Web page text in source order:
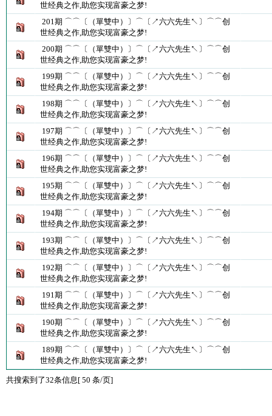
世经典之作,助您实现富豪之梦!
201期 ⌒⌒〔（單雙中）〕⌒〔↗六六先生↖〕⌒⌒创
世经典之作,助您实现富豪之梦!
200期 ⌒⌒〔（單雙中）〕⌒〔↗六六先生↖〕⌒⌒创
世经典之作,助您实现富豪之梦!
199期 ⌒⌒〔（單雙中）〕⌒〔↗六六先生↖〕⌒⌒创
世经典之作,助您实现富豪之梦!
198期 ⌒⌒〔（單雙中）〕⌒〔↗六六先生↖〕⌒⌒创
世经典之作,助您实现富豪之梦!
197期 ⌒⌒〔（單雙中）〕⌒〔↗六六先生↖〕⌒⌒创
世经典之作,助您实现富豪之梦!
196期 ⌒⌒〔（單雙中）〕⌒〔↗六六先生↖〕⌒⌒创
世经典之作,助您实现富豪之梦!
195期 ⌒⌒〔（單雙中）〕⌒〔↗六六先生↖〕⌒⌒创
世经典之作,助您实现富豪之梦!
194期 ⌒⌒〔（單雙中）〕⌒〔↗六六先生↖〕⌒⌒创
世经典之作,助您实现富豪之梦!
193期 ⌒⌒〔（單雙中）〕⌒〔↗六六先生↖〕⌒⌒创
世经典之作,助您实现富豪之梦!
192期 ⌒⌒〔（單雙中）〕⌒〔↗六六先生↖〕⌒⌒创
世经典之作,助您实现富豪之梦!
191期 ⌒⌒〔（單雙中）〕⌒〔↗六六先生↖〕⌒⌒创
世经典之作,助您实现富豪之梦!
190期 ⌒⌒〔（單雙中）〕⌒〔↗六六先生↖〕⌒⌒创
世经典之作,助您实现富豪之梦!
189期 ⌒⌒〔（單雙中）〕⌒〔↗六六先生↖〕⌒⌒创
世经典之作,助您实现富豪之梦!
共搜索到了32条信息[ 50 条/页]